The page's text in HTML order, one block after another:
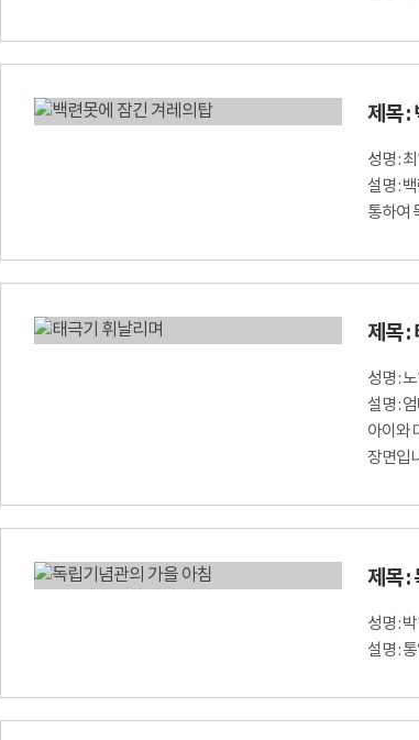
제목 :
성명 : 최
설명 :
통하여
제목 :
성명 :
설명 :
아이와
장면입
제목 :
성명 :
설명 :